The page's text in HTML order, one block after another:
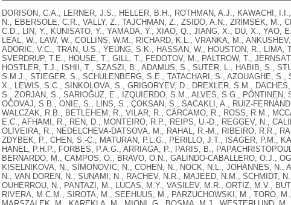
DORISON, C.A., LERNER, J.S., HELLER, B.H., ROTHMAN, A.J., KAWACHI,
N., EBERSOLE, C.R., VALLY, Z., TAJCHMAN, Z., ZSIDO, A.N., ZRIMSEK, M.,
C.D., LIN, Y., KUNISATO, Y., YAMADA, Y., XIAO, Q., JIANG, X., DU, X., YAO,
LEAL, W., LAW, W., COLLINS, W.M., RICHARD, K.L., VRANKA, M.,
ADORIC, V.C., TRAN, U.S., YEUNG, S.K., HASSAN, W., HOUSTON, R., LIMA,
SVERDRUP, T.E., HOUSE, T., GILL, T., FEDOTOV, M., PALTROW, T.,
HOSTLER, T.J., ISHII, T., SZASZI, B., ADAMUS, S., SUTER, L., HABIB, S.,
S.M.J., STIEGER, S., SCHULENBERG, S.E., TATACHARI, S., AZOUAGHE, S.,
X., LEWIS, S.C., SINKOLOVA, S., GRIGORYEV, D., DREXLER, S.M.,
S., ZORJAN, S., SARIOĞUZ, E., IZQUIERDO, S.M., ALVES, S.G., PÖNTINEN,
OČOVAJ, S.B., ONIE, S., LINS, S., ÇOKSAN, S., SACAKLI, A., RUIZ-
WALCZAK, R.B., BETLEHEM, R., VILAR, R., CÁRCAMO, R., ROSS, R.M.,
E.C., AFHAMI, R., REN, D., MONTEIRO, R.P., REIPS, U.-D., REGGEV, N.,
OLIVEIRA, R., NEDELCHEVA-DATSOVA, M., RAHAL, R.-M., RIBEIRO, R.R.,
ZDYBEK, P., CHEN, S.-C., MATURAN, P.L.G., PERILLO, J.T., ISAGER, P.M.,
HANEL, P.H.P., FORBES, P.A.G., ARRIAGA, P., PARIS, B.,
BERNARDO, M., CAMPOS, O., BRAVO, O.N., GALINDO-CABALLERO, O.J.,
KISELNIKOVA, N., SIMONOVIC, N., COHEN, N., NOCK, N.L., JOHANNES, N.,
N., VAN DOREN, N., SUNAMI, N., RACHEV, N.R., MAJEED, N.M., SCHMIDT,
OUHERROU, N., PANTAZI, M., LUCAS, M.Y., VASILEV, M.R., ORTIZ, M.V.,
RIVERA, M.C.M., SIROTA, M., SEEHUUS, M., PARZUCHOWSKI, M., TORO,